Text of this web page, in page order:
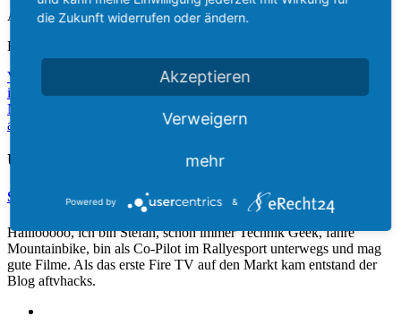
Aktie:
Rate:
Vorherige
Sprachassistent Amazon Echo und Echo Dot jetzt offiziell
in Deutschland verfügbar
Nächste
Anleitung: Aktionen mit Amazon Echo und Broadlink
ausführen – Fernseher, Verstärker und Beleuchtung anschalten
Über den Autor
Stefan
Halllooooo, ich bin Stefan, schon immer Technik Geek, fahre
Mountainbike, bin als Co-Pilot im Rallyesport unterwegs und mag
gute Filme. Als das erste Fire TV auf den Markt kam entstand der
Blog aftvhacks.
die Zukunft widerrufen oder ändern.
Akzeptieren
Verweigern
mehr
Powered by &